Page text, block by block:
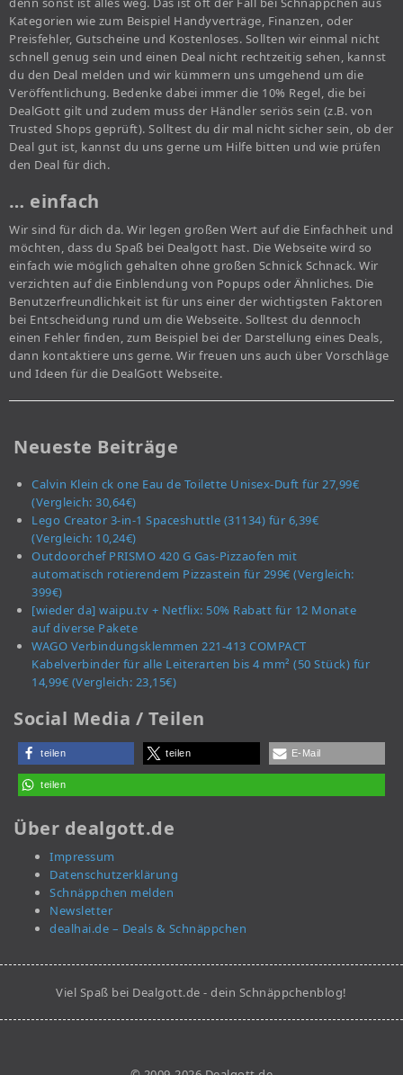
Kategorien wie zum Beispiel Handyverträge, Finanzen, oder
Preisfehler, Gutscheine und Kostenloses. Sollten wir einmal nicht
schnell genug sein und einen Deal nicht rechtzeitig sehen, kannst
du den Deal melden und wir kümmern uns umgehend um die
Veröffentlichung. Bedenke dabei immer die 10% Regel, die bei
DealGott gilt und zudem muss der Händler seriös sein (z.B. von
Trusted Shops geprüft). Solltest du dir mal nicht sicher sein, ob der
Deal gut ist, kannst du uns gerne um Hilfe bitten und wie prüfen
den Deal für dich.
… einfach
Wir sind für dich da. Wir legen großen Wert auf die Einfachheit und
möchten, dass du Spaß bei Dealgott hast. Die Webseite wird so
einfach wie möglich gehalten ohne großen Schnick Schnack. Wir
verzichten auf die Einblendung von Popups oder Ähnliches. Die
Benutzerfreundlichkeit ist für uns einer der wichtigsten Faktoren
bei Entscheidung rund um die Webseite. Solltest du dennoch
einen Fehler finden, zum Beispiel bei der Darstellung eines Deals,
dann kontaktiere uns gerne. Wir freuen uns auch über Vorschläge
und Ideen für die DealGott Webseite.
Neueste Beiträge
Calvin Klein ck one Eau de Toilette Unisex-Duft für 27,99€
(Vergleich: 30,64€)
Lego Creator 3-in-1 Spaceshuttle (31134) für 6,39€
(Vergleich: 10,24€)
Outdoorchef PRISMO 420 G Gas-Pizzaofen mit
automatisch rotierendem Pizzastein für 299€ (Vergleich:
399€)
[wieder da] waipu.tv + Netflix: 50% Rabatt für 12 Monate
auf diverse Pakete
WAGO Verbindungsklemmen 221-413 COMPACT
Kabelverbinder für alle Leiterarten bis 4 mm² (50 Stück) für
14,99€ (Vergleich: 23,15€)
Social Media / Teilen
teilen teilen E-Mail
teilen
Über dealgott.de
Impressum
Datenschutzerklärung
Schnäppchen melden
Newsletter
dealhai.de – Deals & Schnäppchen
Viel Spaß bei Dealgott.de - dein Schnäppchenblog!